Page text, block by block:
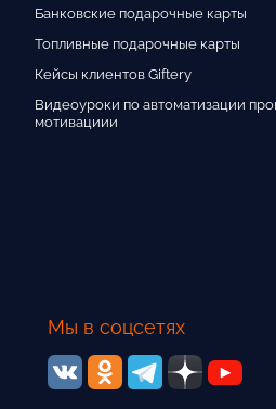
Банковские подарочные карты
Топливные подарочные карты
Кейсы клиентов Giftery
Видеоуроки по автоматизации
мотивациии
Мы в соцсетях